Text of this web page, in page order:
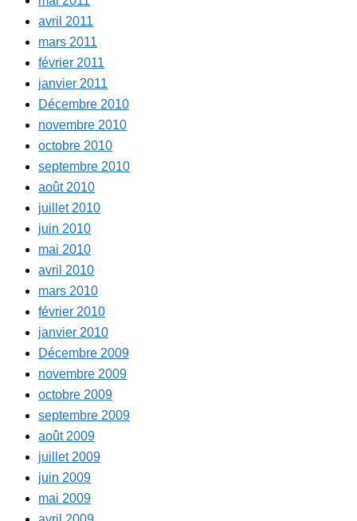
avril 2011
mars 2011
février 2011
janvier 2011
Décembre 2010
novembre 2010
octobre 2010
septembre 2010
août 2010
juillet 2010
juin 2010
mai 2010
avril 2010
mars 2010
février 2010
janvier 2010
Décembre 2009
novembre 2009
octobre 2009
septembre 2009
août 2009
juillet 2009
juin 2009
mai 2009